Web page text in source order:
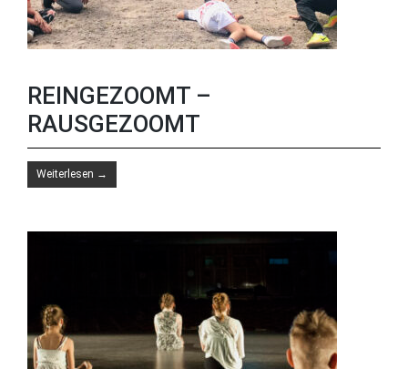
REINGEZOOMT –
RAUSGEZOOMT
Weiterlesen →